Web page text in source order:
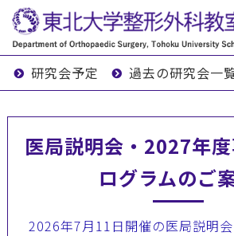
研究会予定 過去の研究会一
医局説明会・2027年
ログラムのご
2026年7月11日開催の医局説明